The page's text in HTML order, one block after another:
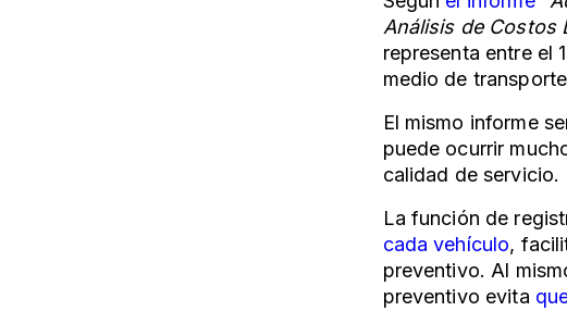
Análisis de Costos
representa entre el
medio de
El mismo informe
puede ocurrir
calidad de servicio.
La función de
cada vehículo,
preventivo. Al
preventivo evita